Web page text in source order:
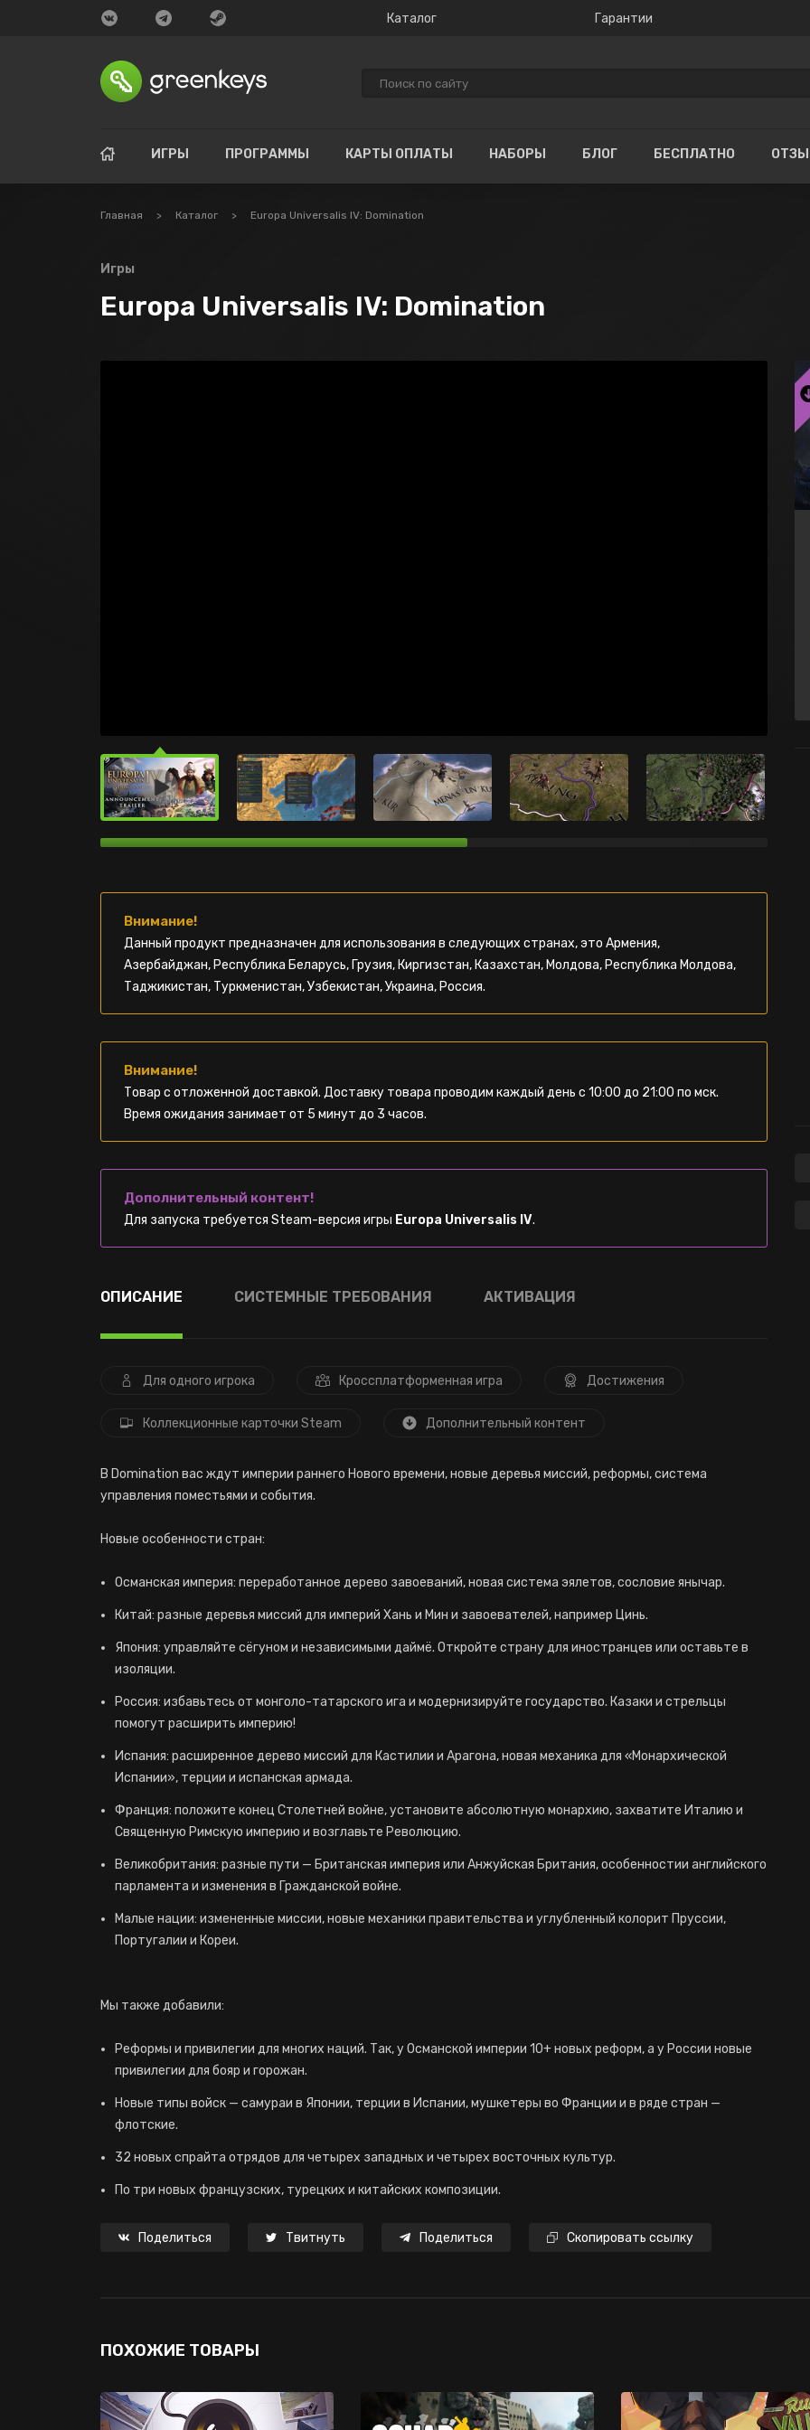
Каталог Гарантии
ИГРЫ ПРОГРАММЫ КАРТЫ ОПЛАТЫ НАБОРЫ БЛОГ БЕСПЛАТНО
Главная > Каталог > Europa Universalis IV: Domination
Игры
Europa Universalis IV: Domination
Внимание!
Данный продукт предназначен для использования в следующих странах, это Армения,
Азербайджан, Республика Беларусь, Грузия, Киргизстан, Казахстан, Молдова, Республика Молдова,
Таджикистан, Туркменистан, Узбекистан, Украина, Россия.
Внимание!
Товар с отложенной доставкой. Доставку товара проводим каждый день с 10:00 до 21:00 по мск.
Время ожидания занимает от 5 минут до 3 часов.
Дополнительный контент!
Для запуска требуется Steam-версия игры Europa Universalis IV.
ОПИСАНИЕ СИСТЕМНЫЕ ТРЕБОВАНИЯ АКТИВАЦИЯ
Для одного игрока Кроссплатформенная игра Достижения
Коллекционные карточки Steam Дополнительный контент
В Domination вас ждут империи раннего Нового времени, новые деревья миссий, реформы, система
управления поместьями и события.
Новые особенности стран:
Османская империя: переработанное дерево завоеваний, новая система эялетов, сословие янычар.
Китай: разные деревья миссий для империй Хань и Мин и завоевателей, например Цинь.
Япония: управляйте сёгуном и независимыми даймё. Откройте страну для иностранцев или оставьте в
изоляции.
Россия: избавьтесь от монголо-татарского ига и модернизируйте государство. Казаки и стрельцы
помогут расширить империю!
Испания: расширенное дерево миссий для Кастилии и Арагона, новая механика для «Монархической
Испании», терции и испанская армада.
Франция: положите конец Столетней войне, установите абсолютную монархию, захватите Италию и
Священную Римскую империю и возглавьте Революцию.
Великобритания: разные пути — Британская империя или Анжуйская Британия, особенностии английского
парламента и изменения в Гражданской войне.
Малые нации: измененные миссии, новые механики правительства и углубленный колорит Пруссии,
Португалии и Кореи.
Мы также добавили:
Реформы и привилегии для многих наций. Так, у Османской империи 10+ новых реформ, а у России новые
привилегии для бояр и горожан.
Новые типы войск — самураи в Японии, терции в Испании, мушкетеры во Франции и в ряде стран —
флотские.
32 новых спрайта отрядов для четырех западных и четырех восточных культур.
По три новых французских, турецких и китайских композиции.
Поделиться Твитнуть Поделиться Скопировать ссылку
ПОХОЖИЕ ТОВАРЫ